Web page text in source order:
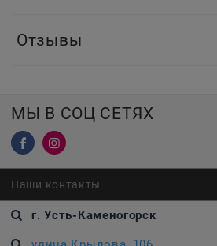
Отзывы
МЫ В СОЦ СЕТЯХ
Наши контакты
г. Усть-Каменогорск